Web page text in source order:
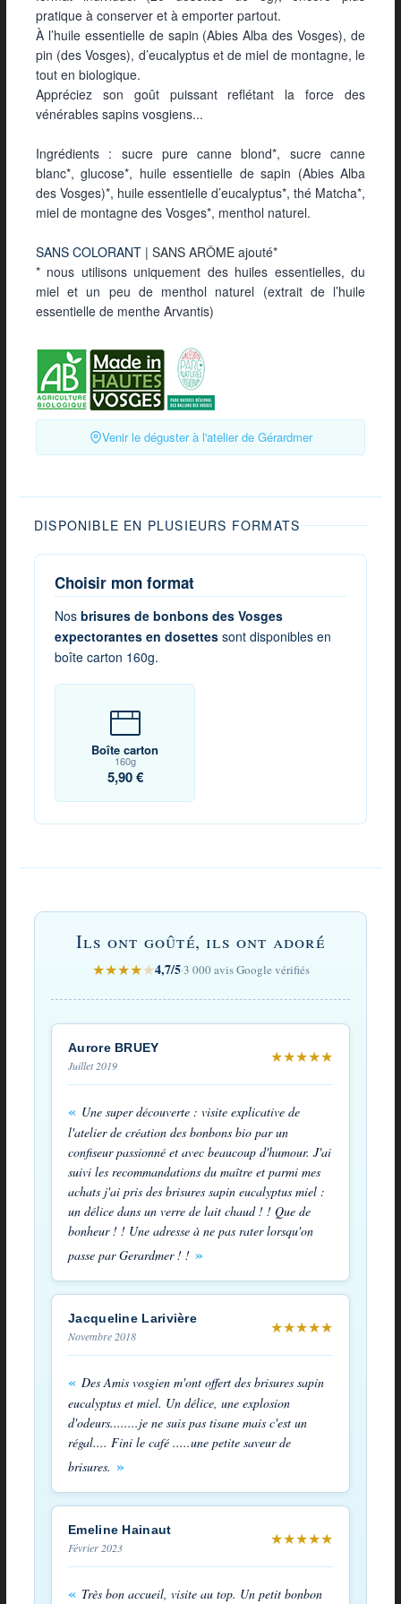
pratique à conserver et à emporter partout.
À l’huile essentielle de sapin (Abies Alba des Vosges), de
pin (des Vosges), d’eucalyptus et de miel de montagne, le
tout en biologique.
Appréciez son goût puissant reflétant la force des
vénérables sapins vosgiens...
Ingrédients : sucre pure canne blond*, sucre canne
blanc*, glucose*, huile essentielle de sapin (Abies Alba
des Vosges)*, huile essentielle d’eucalyptus*, thé Matcha*,
miel de montagne des Vosges*, menthol naturel.
SANS COLORANT | SANS ARÔME ajouté*
* nous utilisons uniquement des huiles essentielles, du
miel et un peu de menthol naturel (extrait de l’huile
essentielle de menthe Arvantis)
Venir le déguster à l'atelier de Gérardmer
DISPONIBLE EN PLUSIEURS FORMATS
Choisir mon format
Nos brisures de bonbons des Vosges
expectorantes en dosettes sont disponibles en
boîte carton 160g.
Boîte carton
160g
5,90 €
Avis
Brisures
de
bonbons
des
Vosges
expectorantes
dosettes
Ils ont goûté, ils ont adoré
★★★★★4,7/5·3 000 avis Google vérifiés
Aurore BRUEY
Juillet 2019
★★★★★
Une super découverte : visite explicative de
l'atelier de création des bonbons bio par un
confiseur passionné et avec beaucoup d'humour. J'ai
suivi les recommandations du maître et parmi mes
achats j'ai pris des brisures sapin eucalyptus miel :
un délice dans un verre de lait chaud ! ! Que de
bonheur ! ! Une adresse à ne pas rater lorsqu'on
passe par Gerardmer ! !
Jacqueline Larivière
Novembre 2018
★★★★★
Des Amis vosgien m'ont offert des brisures sapin
eucalyptus et miel. Un délice, une explosion
d'odeurs........je ne suis pas tisane mais c'est un
régal.... Fini le café .....une petite saveur de
brisures.
Emeline Hainaut
Février 2023
★★★★★
Très bon accueil, visite au top. Un petit bonbon